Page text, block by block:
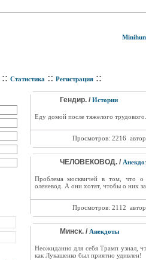
:: Статистика :: Регистрация ::
Гендир. / Истории
Еду домой после тяжелого
Просмотров: 2216
ЧЕЛОВЕКОВОД. /
Проблема москвичей в том, что о
оленевод. А они хотят, чтобы о них
Просмотров: 2112
Минск. / Анекдоты
Неожиданно для себя Трамп узнал,
как Лукашенко был приятно удивлен!